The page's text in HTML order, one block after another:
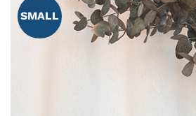
SMALL